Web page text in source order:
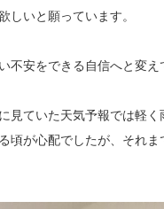
しいと願っています。
不安をできる自信へと変え
ていた天気予報では軽く
が心配でしたが、それま